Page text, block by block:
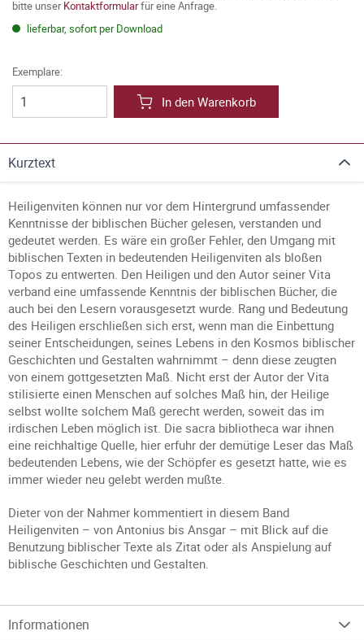
bitte unserKontaktformularfür eine Anfrage.
lieferbar, sofort per Download
Exemplare:
In den Warenkorb
Kurztext
Heiligenviten können nur vor dem Hintergrund umfassender
Kenntnisse der biblischen Bücher gelesen, verstanden und
gedeutet werden. Es wäre ein großer Fehler, den Umgang mit
biblischen Texten in bedeutenden Heiligenviten als bloßen
Topos zu entwerten. Den Heiligen und den Autor seiner Vita
verband eine umfassende Kenntnis der biblischen Bücher, die
auch bei den Lesern vorausgesetzt wurde. Rang und Bedeutung
des Heiligen erschließen sich erst, wenn man die Einbettung
seiner Entscheidungen, seines Lebens in den Kosmos biblischer
Geschichten und Gestalten wahrnimmt – denn diese zeugten
von einem gottgesetzten Maß. Nicht erst der Autor der Vita
stilisierte einen Menschen auf solches Maß hin, der Heilige
selbst wollte solchem Maß gerecht werden, soweit das im
irdischen Leben möglich ist. Die sacra bibliotheca war ihnen
eine reichhaltige Quelle, hier erfuhr der demütige Leser das Maß
bedeutenden Lebens, wie der Schöpfer es gesetzt hatte, wie es
immer wieder neu gelebt werden mußte.
Dieter von der Nahmer kommentiert in diesem Band
Heiligenviten – von Antonius bis Ansgar – mit Blick auf die
Benutzung biblischer Texte als Zitat oder als Anspielung auf
biblische Geschichten und Gestalten.
Informationen